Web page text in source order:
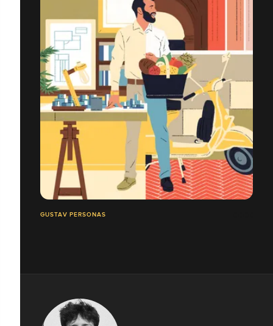
GUSTAV PERSONAS